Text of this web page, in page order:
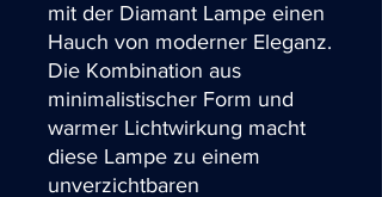
mit der Diamant Lampe einen
Hauch von moderner Eleganz.
Die Kombination aus
minimalistischer Form und
warmer Lichtwirkung macht
diese Lampe zu einem
unverzichtbaren